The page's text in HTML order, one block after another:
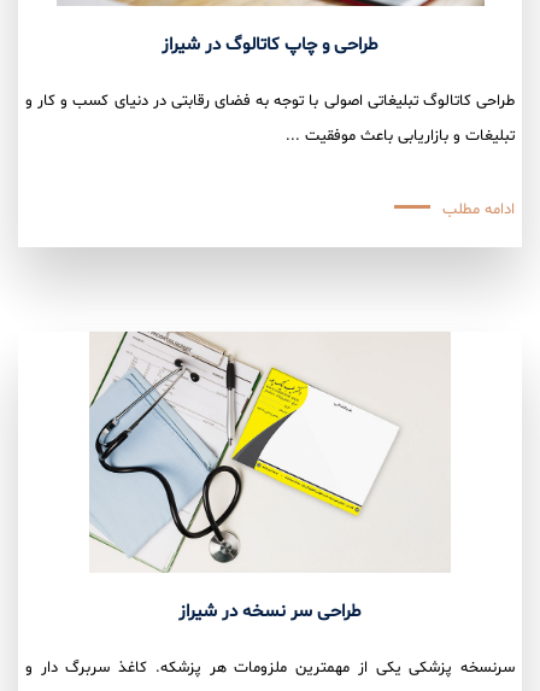
طراحی و چاپ کاتالوگ در شیراز
طراحی کاتالوگ تبلیغاتی اصولی با توجه به فضای رقابتی در دنیای کسب و کار و
تبلیغات و بازاریابی باعث موفقیت ...
ادامه مطلب
طراحی سر نسخه در شیراز
سرنسخه پزشکی یکی از مهمترین ملزومات هر پزشکه. کاغذ سربرگ دار و